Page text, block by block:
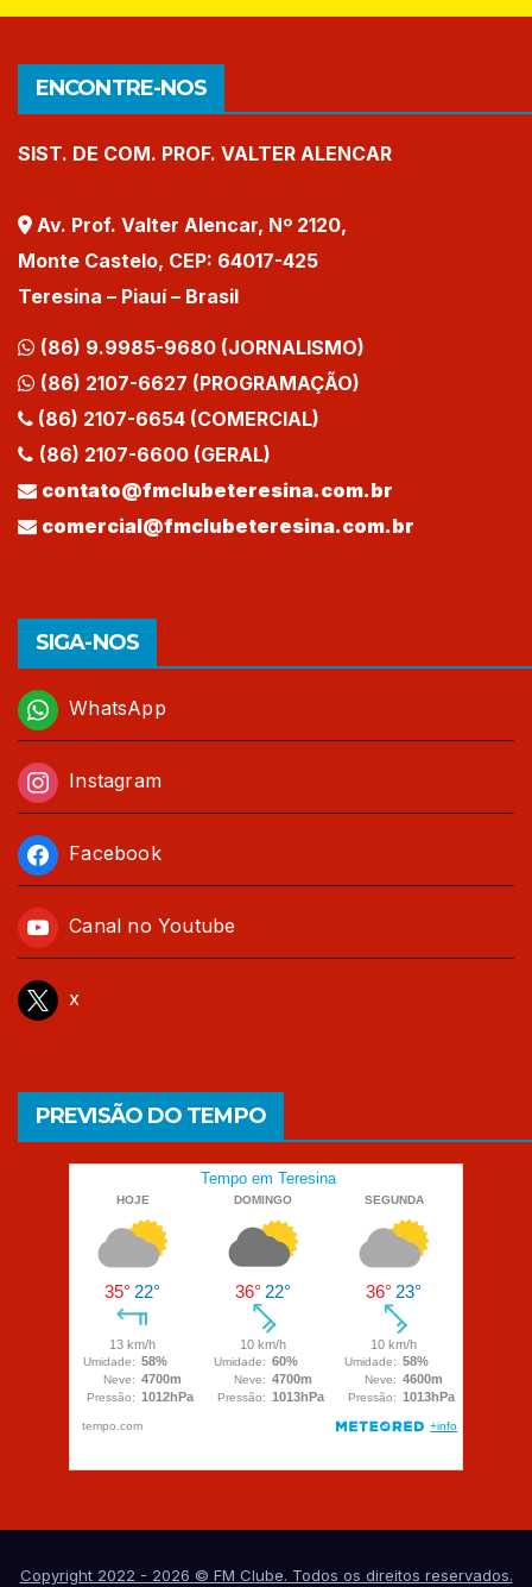
ENCONTRE-NOS
SIST. DE COM. PROF. VALTER ALENCAR
Av. Prof. Valter Alencar, Nº 2120,
Monte Castelo, CEP: 64017-425
Teresina – Piauí – Brasil
(86) 9.9985-9680 (JORNALISMO)
(86) 2107-6627 (PROGRAMAÇÃO)
(86) 2107-6654 (COMERCIAL)
(86) 2107-6600 (GERAL)
contato@fmclubeteresina.com.br
comercial@fmclubeteresina.com.br
SIGA-NOS
WhatsApp
Instagram
Facebook
Canal no Youtube
x
PREVISÃO DO TEMPO
Copyright 2022 - 2026 © FM Clube. Todos os direitos reservados.